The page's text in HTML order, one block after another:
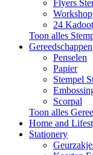
Flyers
24
Toon alles
Gereedschappen
Penselen
Papier
Stempel
Scorpal
Toon alles
Home and
Stationery